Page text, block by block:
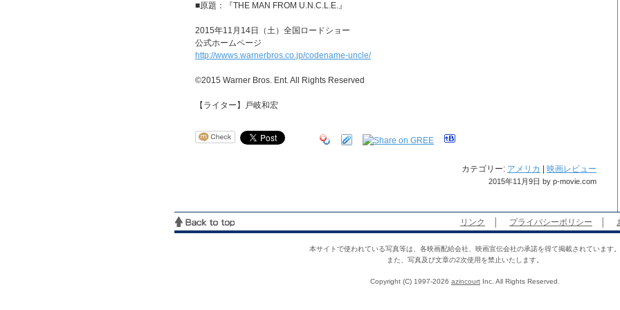
■原題：『THE MAN FROM U.N.C.L.E.』
2015年11月14日（土）全国ロードショー
公式ホームページ
http://wwws.warnerbros.co.jp/codename-uncle/
©2015 Warner Bros. Ent. All Rights Reserved
【ライター】戸岐和宏
カテゴリー: アメリカ 映画レビュー
2015年11月9日 by p-movie.com
リンク プライバシーポリシー
本サイトで使われている写真等は、各映画配給会社、映画宣伝会社の承諾を得て掲載されています。
また、写真及び文章の2次使用を禁止いたします。
Copyright (C) 1997-2026 azincourt Inc. All Rights Reserved.